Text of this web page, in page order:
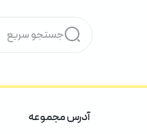
آدرس مجموعه